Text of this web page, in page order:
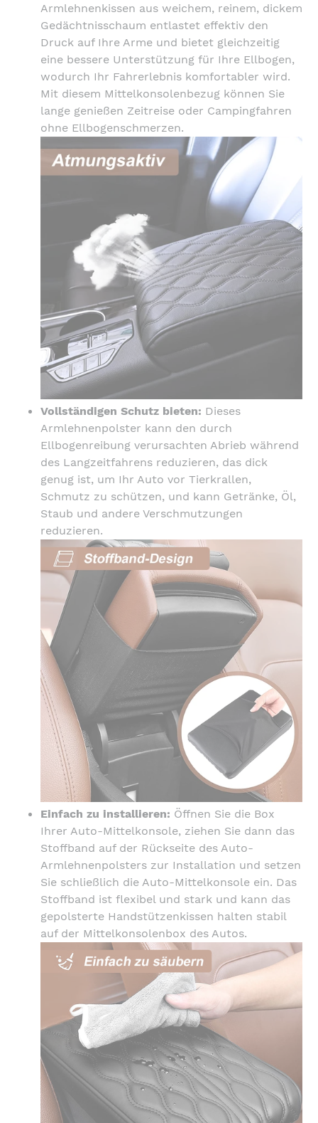
Armlehnenkissen aus weichem, reinem, dickem
Gedächtnisschaum entlastet effektiv den
Druck auf Ihre Arme und bietet gleichzeitig
eine bessere Unterstützung für Ihre Ellbogen,
wodurch Ihr Fahrerlebnis komfortabler wird.
Mit diesem Mittelkonsolenbezug können Sie
lange genießen Zeitreise oder Campingfahren
ohne Ellbogenschmerzen.
Vollständigen Schutz bieten: Dieses
Armlehnenpolster kann den durch
Ellbogenreibung verursachten Abrieb während
des Langzeitfahrens reduzieren, das dick
genug ist, um Ihr Auto vor Tierkrallen,
Schmutz zu schützen, und kann Getränke, Öl,
Staub und andere Verschmutzungen
reduzieren.
Einfach zu installieren: Öffnen Sie die Box
Ihrer Auto-Mittelkonsole, ziehen Sie dann das
Stoffband auf der Rückseite des Auto-
Armlehnenpolsters zur Installation und setzen
Sie schließlich die Auto-Mittelkonsole ein. Das
Stoffband ist flexibel und stark und kann das
gepolsterte Handstützenkissen halten stabil
auf der Mittelkonsolenbox des Autos.